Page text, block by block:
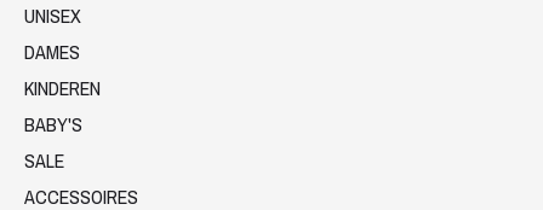
UNISEX
DAMES
KINDEREN
BABY'S
SALE
ACCESSOIRES